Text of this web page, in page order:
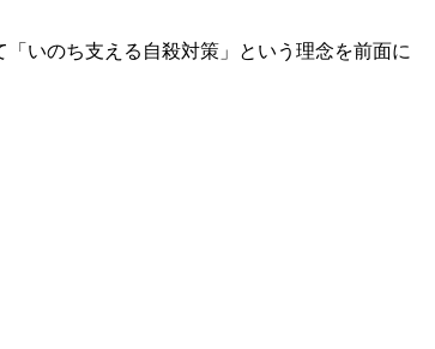
いのち支える自殺対策」という理念を前面に